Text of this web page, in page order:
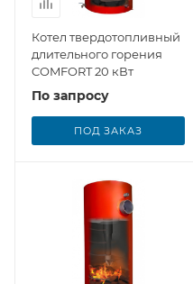
Котел твердотопливный
длительного горения
COMFORT 20 кВт
По запросу
ПОД ЗАКАЗ